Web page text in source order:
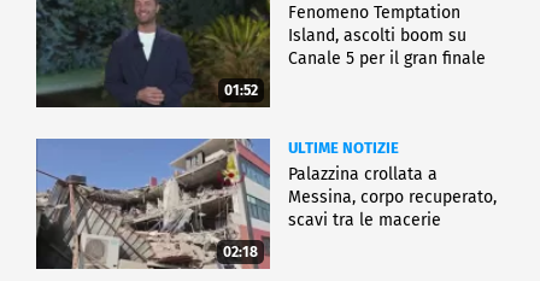
01:52
Fenomeno Temptation
Island, ascolti boom su
Canale 5 per il gran finale
02:18
ULTIME NOTIZIE
Palazzina crollata a
Messina, corpo recuperato,
scavi tra le macerie